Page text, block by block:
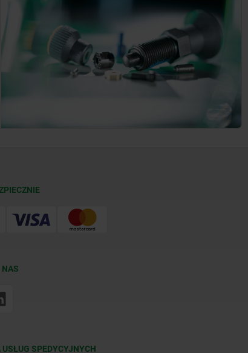
NAS
USŁUG SPEDYCYJNYCH